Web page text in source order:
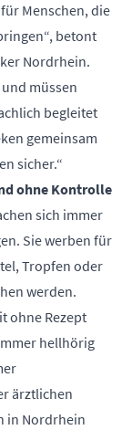
Menschen, die
betont
Nordrhein.
müssen
begleitet
gemeinsam
sicher.“
ohne Kontrolle
sich immer
Sie werben für
Tropfen oder
werden.
ohne Rezept
hellhörig
ärztlichen
in Nordrhein